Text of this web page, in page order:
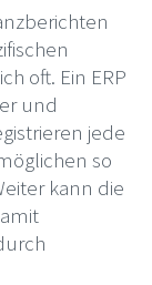
oft. Ein ERP
und
jede
so
kann die